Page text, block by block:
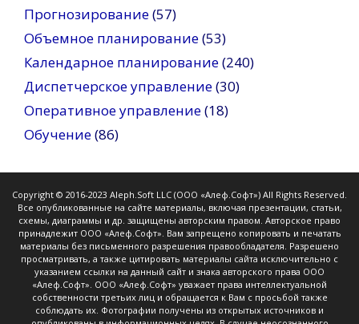
Прогнозирование(57)
Объемное планирование(53)
Календарное планирование(240)
Диспетчерское управление(30)
Оперативное управление(18)
Обучение(86)
Copyright © 2016-2023 Aleph.Soft LLC (ООО «Алеф.Софт») All Rights Reserved.
Все опубликованные на сайте материалы, включая презентации, статьи,
схемы, диаграммы и др. защищены авторским правом. Авторское право
принадлежит ООО «Алеф.Софт». Вам запрещено копировать и печатать
материалы без письменного разрешения правообладателя. Разрешено
просматривать, а также цитировать материалы сайта исключительно с
указанием ссылки на данный сайт и знака авторского права ООО
«Алеф.Софт». ООО «Алеф.Софт» уважает права интеллектуальной
собственности третьих лиц и обращается к Вам с просьбой также
соблюдать их. Фотографии получены из открытых источников и